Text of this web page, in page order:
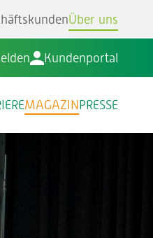
Über uns
Kundenportal
MAGAZINPRESSE